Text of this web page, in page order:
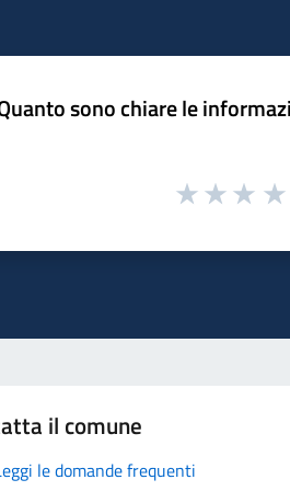
sono chiare le
il comune
le domande frequenti